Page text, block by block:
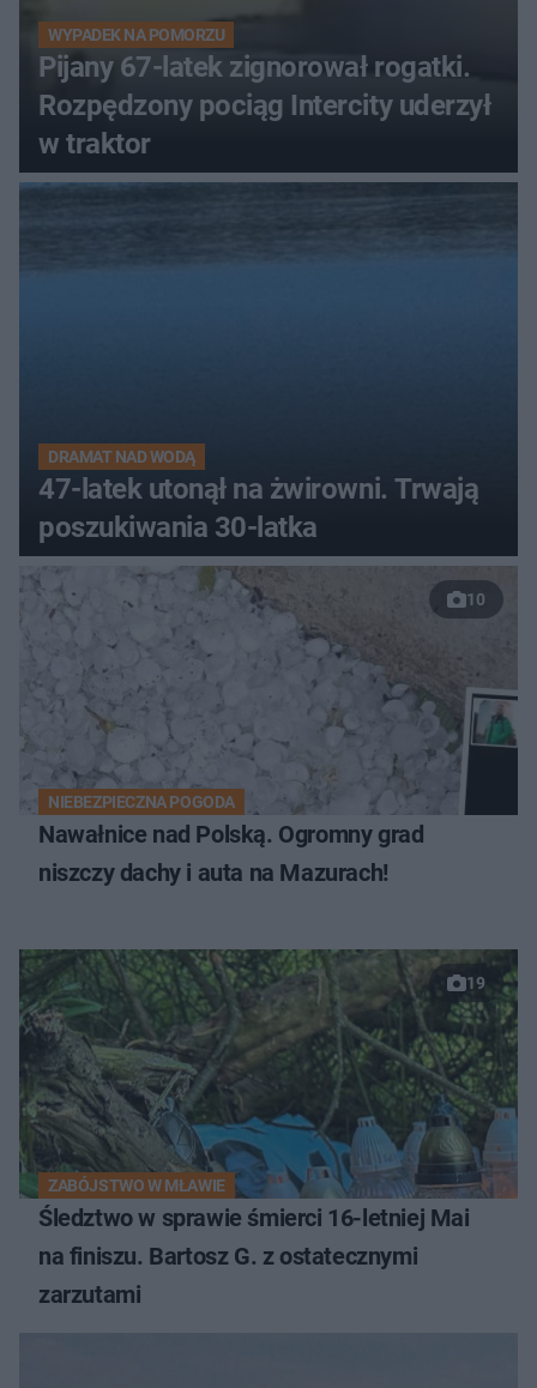
WYPADEK NA POMORZU
Pijany 67-latek zignorował rogatki.
Rozpędzony pociąg Intercity uderzył
w traktor
DRAMAT NAD WODĄ
47-latek utonął na żwirowni. Trwają
poszukiwania 30-latka
10
NIEBEZPIECZNA POGODA
Nawałnice nad Polską. Ogromny grad
niszczy dachy i auta na Mazurach!
19
ZABÓJSTWO W MŁAWIE
Śledztwo w sprawie śmierci 16-letniej Mai
na finiszu. Bartosz G. z ostatecznymi
zarzutami